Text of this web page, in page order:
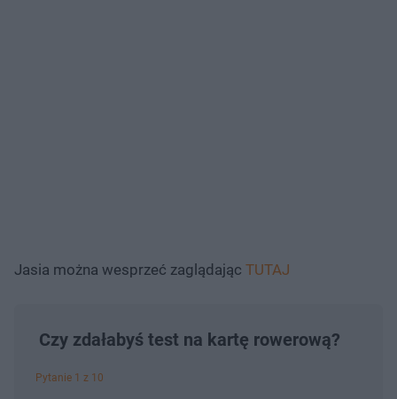
Jasia można wesprzeć zaglądając TUTAJ
Czy zdałabyś test na kartę rowerową?
Pytanie 1 z 10